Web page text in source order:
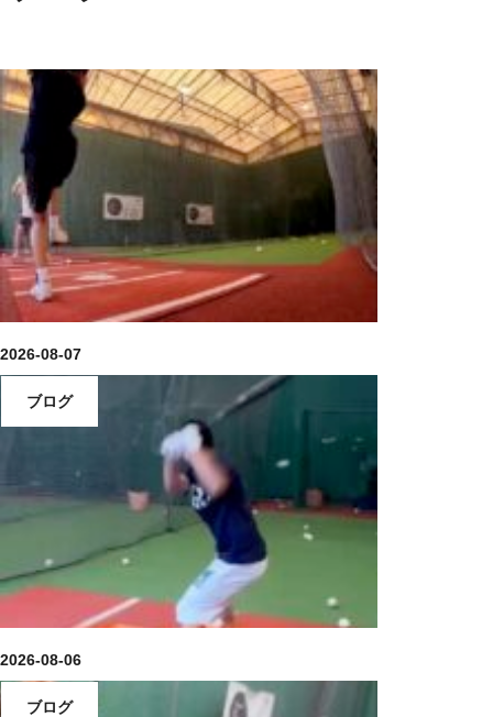
2026-08-07
ブログ
2026-08-06
ブログ